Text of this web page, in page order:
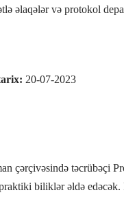
əlaqələr və protokol
20-07-2023
çərçivəsində təcrübəçi
biliklər əldə